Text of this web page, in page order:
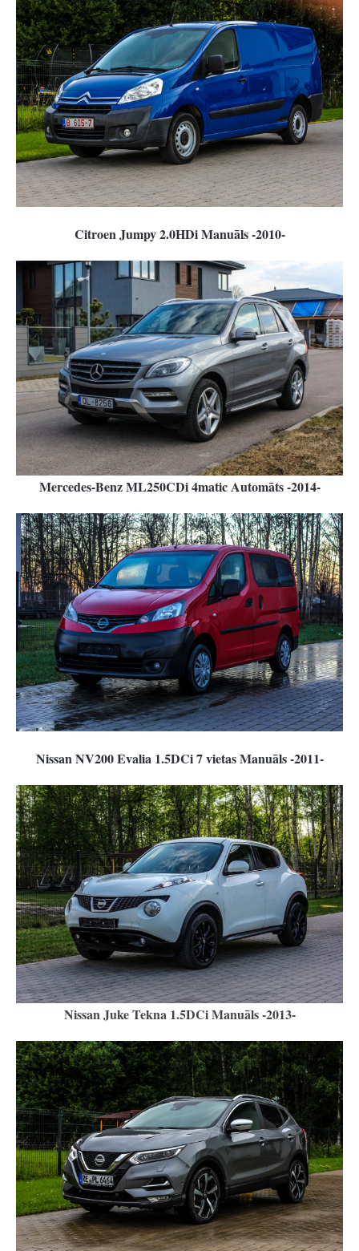
Citroen Jumpy 2.0HDi Manuāls -2010-
Mercedes-Benz ML250CDi 4matic Automāts -2014-
Nissan NV200 Evalia 1.5DCi 7 vietas Manuāls -2011-
Nissan Juke Tekna 1.5DCi Manuāls -2013-